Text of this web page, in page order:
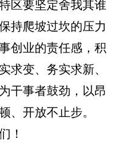
区要坚定舍我其谁
持爬坡过坎的压力
创业的责任感，积
求变、务实求新、
干事者鼓劲，以昂
、开放不止步。
！